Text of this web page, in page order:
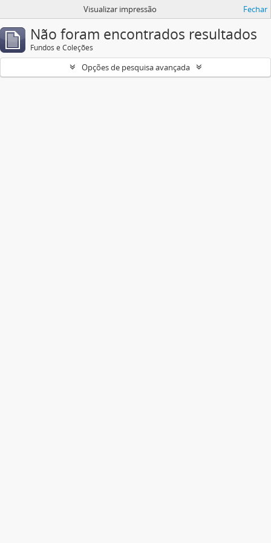
Visualizar impressão Fechar
Não foram encontrados resultados
Fundos e Coleções
Opções de pesquisa avançada